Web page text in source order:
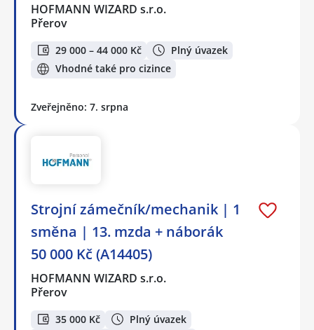
HOFMANN WIZARD s.r.o.
Přerov
29 000 – 44 000 Kč
Plný úvazek
Vhodné také pro cizince
Zveřejněno: 7. srpna
Strojní zámečník/mechanik | 1
směna | 13. mzda + náborák
50 000 Kč (A14405)
HOFMANN WIZARD s.r.o.
Přerov
35 000 Kč
Plný úvazek